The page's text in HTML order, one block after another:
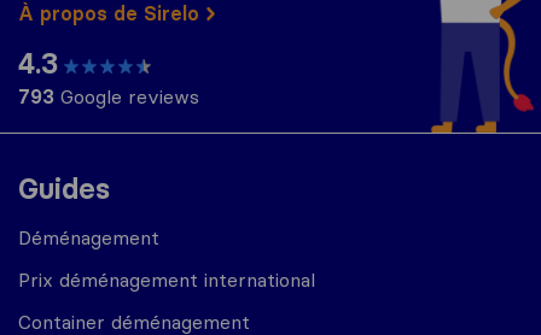
Guides
Déménagement
Prix déménagement international
Container déménagement
À propos de Sirelo
4.3
793 Google reviews